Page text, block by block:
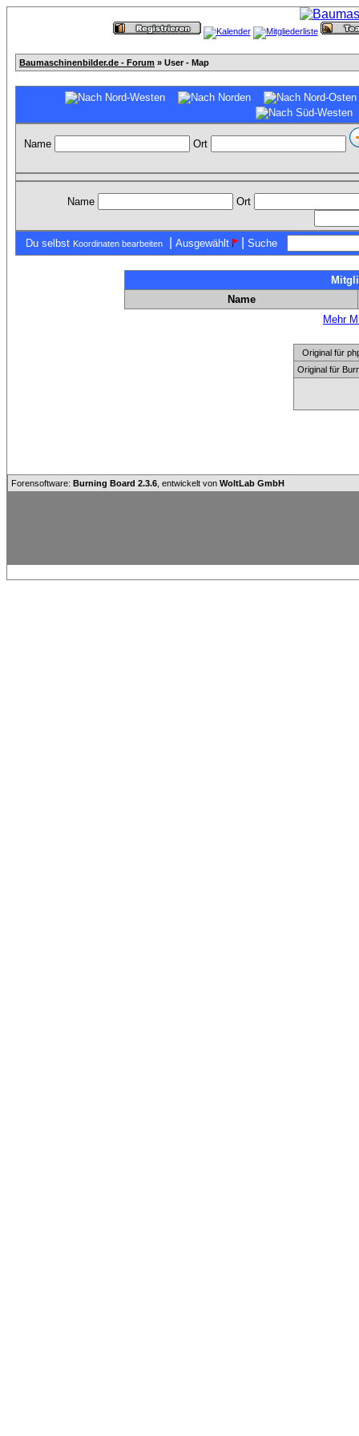
Baumaschinenbilder.de - Forum » User - Map
Name Ort
Name Ort
Du selbst Koordinaten bearbeiten Ausgewählt | Suche
Name
Mehr
Original für
Original für
Forensoftware: Burning Board 2.3.6 , entwickelt von WoltLab GmbH